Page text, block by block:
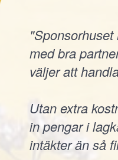
med bra
väljer att
Utan extra
in pengar i
intäkter än så